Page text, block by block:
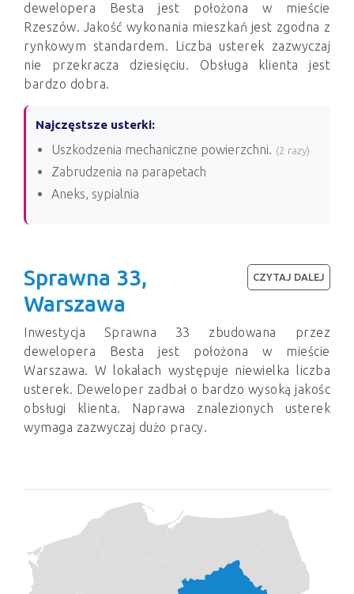
dewelopera Besta jest położona w mieście
Rzeszów. Jakość wykonania mieszkań jest zgodna z
rynkowym standardem. Liczba usterek zazwyczaj
nie przekracza dziesięciu. Obsługa klienta jest
bardzo dobra.
Najczęstsze usterki:
Uszkodzenia mechaniczne powierzchni. (2 razy)
Zabrudzenia na parapetach
Aneks, sypialnia
Sprawna 33,
Warszawa
Inwestycja Sprawna 33 zbudowana przez
dewelopera Besta jest położona w mieście
Warszawa. W lokalach występuje niewielka liczba
usterek. Deweloper zadbał o bardzo wysoką jakośc
obsługi klienta. Naprawa znalezionych usterek
wymaga zazwyczaj dużo pracy.
CZYTAJ DALEJ